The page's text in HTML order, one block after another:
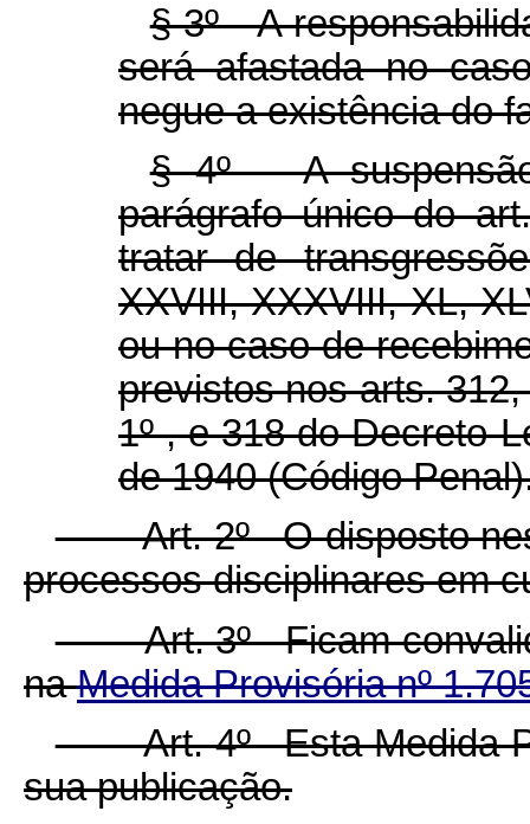
§ 3º A
será afastada no
negue a existência do
§ 4º A
parágrafo único do
tratar de
XXVIII, XXXVIII, XL,
ou no caso de
previstos nos arts.
1º , e 318 do Decreto-
de 1940 (Código
Art. 2º O disposto
processos disciplinares em
Art. 3º Ficam
naMedida Provisória nº
Art. 4º Esta Medida
sua publicação.